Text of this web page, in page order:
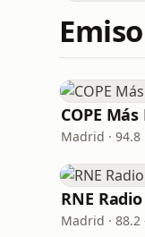
COPE
Madrid · 94.8
RNE
Madrid · 88.2